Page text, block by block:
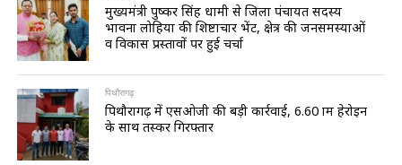
मुख्यमंत्री पुष्कर सिंह धामी से जिला पंचायत सदस्य
भावना लोहिया की शिष्टाचार भेंट, क्षेत्र की जनसमस्याओं
व विकास प्रस्तावों पर हुई चर्चा
पिथौरागढ़
पिथौरागढ़ में एसओजी की बड़ी कार्रवाई, 6.60 ग्राम हेरोइन
के साथ तस्कर गिरफ्तार